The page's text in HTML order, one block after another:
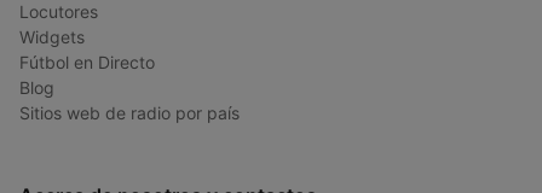
Locutores
Widgets
Fútbol en Directo
Blog
Sitios web de radio por país